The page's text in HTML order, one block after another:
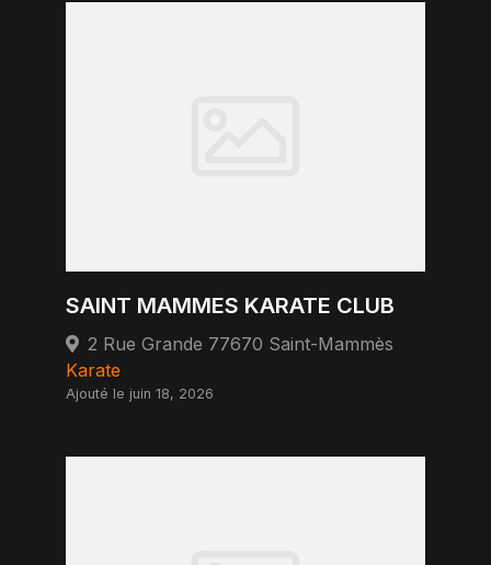
SAINT MAMMES KARATE CLUB
2 Rue Grande 77670 Saint-Mammès
Karate
Ajouté le juin 18, 2026